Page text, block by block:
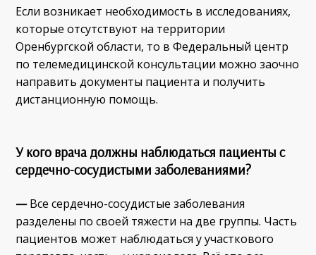
Если возникает необходимость в исследованиях,
которые отсутствуют на территории
Оренбургской области, то в Федеральный центр
по телемедицинской консультации можно заочно
направить документы пациента и получить
дистанционную помощь.
У кого врача должны наблюдаться пациенты с
сердечно-сосудистыми заболеваниями?
—Все сердечно-сосудистые заболевания
разделены по своей тяжести на две группы. Часть
пациентов может наблюдаться у участкового